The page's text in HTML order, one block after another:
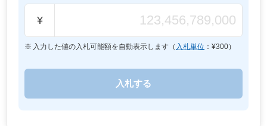
¥
入力した値の入札可能額を自動表示します（ 入札単位 ：¥300）